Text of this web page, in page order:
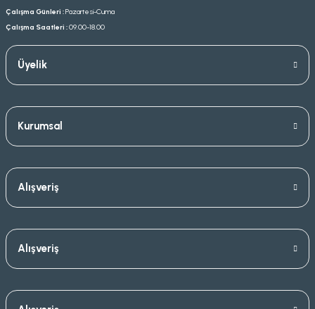
Çalışma Günleri :Pazartesi-Cuma
Çalışma Saatleri :09.00-18.00
Üyelik
Kurumsal
Alışveriş
Alışveriş